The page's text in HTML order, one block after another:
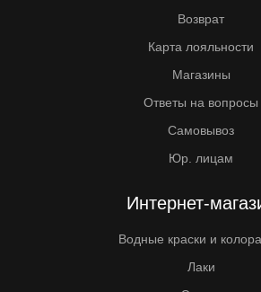
Возврат
Карта лояльности
Магазины
Ответы на вопросы
Самовывоз
Юр. лицам
Интернет-
Водные краски и
Лаки